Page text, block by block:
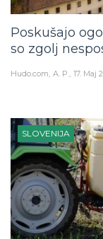
Poskušajo
so zgolj
Hudo.com A. P. 17. Maj
SLOVENIJA